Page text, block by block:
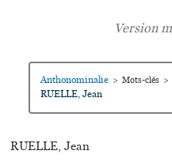
Anthonominalie > Mots-clés >
RUELLE, Jean
RUELLE, Jean